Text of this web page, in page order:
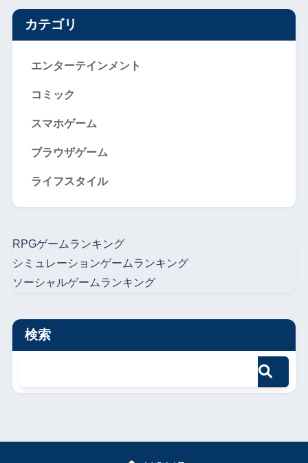
カテゴリ
エンターテインメント
コミック
スマホゲーム
ブラウザゲーム
ライフスタイル
RPGゲームランキング
シミュレーションゲームランキング
ソーシャルゲームランキング
検索